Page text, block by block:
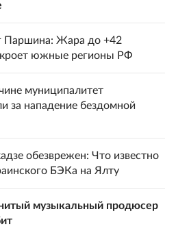
Паршина: Жара до +42
южные регионы РФ
муниципалитет
за нападение бездомной
обезврежен: Что известно
БЭКа на Ялту
музыкальный продюсер